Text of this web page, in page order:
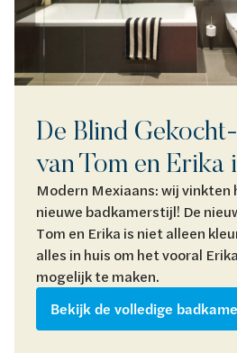
De Blind
van Tom en Erika
Modern Mexiaans: wij vinkten
nieuwe badkamerstijl! De
Tom en Erika is niet alleen
alles in huis om het vooral
mogelijk te maken.
Bekijk de volledige